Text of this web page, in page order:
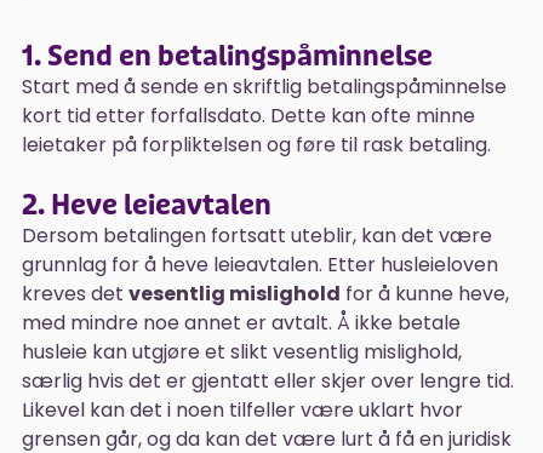
1. Send en betalingspåminnelse
Start med å sende en skriftlig betalingspåminnelse
kort tid etter forfallsdato. Dette kan ofte minne
leietaker på forpliktelsen og føre til rask betaling.
2. Heve leieavtalen
Dersom betalingen fortsatt uteblir, kan det være
grunnlag for å heve leieavtalen. Etter husleieloven
kreves det vesentlig mislighold for å kunne heve,
med mindre noe annet er avtalt. Å ikke betale
husleie kan utgjøre et slikt vesentlig mislighold,
særlig hvis det er gjentatt eller skjer over lengre tid.
Likevel kan det i noen tilfeller være uklart hvor
grensen går, og da kan det være lurt å få en juridisk